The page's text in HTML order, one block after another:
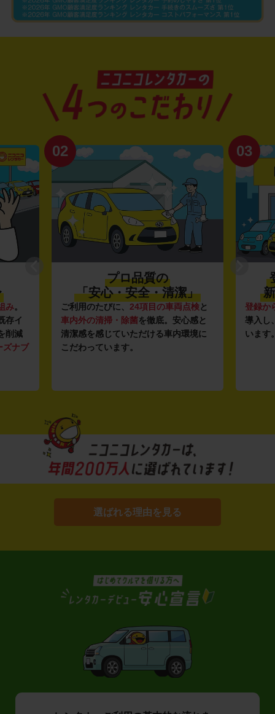
み。
存イ
削減
ズナブ
02
プロ品質の
「安心・安全・清潔」
ご利用のたびに、 24項目の車両点検と
車内外の清掃・除菌を徹底。安心感と
清潔感を感じていただける車内環境に
こだわっています。
03
登録か
導入し
います
選ばれる理由を見る